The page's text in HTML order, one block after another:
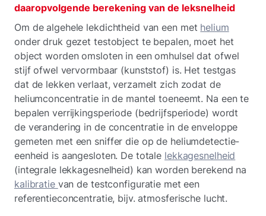
daaropvolgende berekening van de leksnelheid
Om de algehele lekdichtheid van een met helium
onder druk gezet testobject te bepalen, moet het
object worden omsloten in een omhulsel dat ofwel
stijf ofwel vervormbaar (kunststof) is. Het testgas
dat de lekken verlaat, verzamelt zich zodat de
heliumconcentratie in de mantel toeneemt. Na een te
bepalen verrijkingsperiode (bedrijfsperiode) wordt
de verandering in de concentratie in de enveloppe
gemeten met een sniffer die op de heliumdetectie-
eenheid is aangesloten. De totale lekkagesnelheid
(integrale lekkagesnelheid) kan worden berekend na
kalibratie van de testconfiguratie met een
referentieconcentratie, bijv. atmosferische lucht.